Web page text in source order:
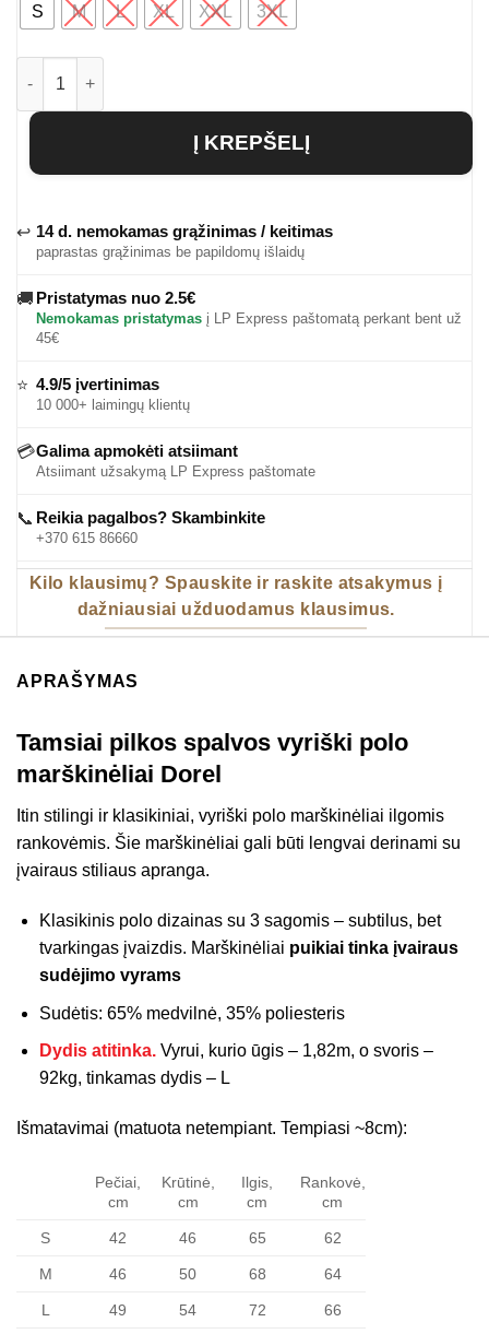
S M L XL XXL 3XL
produkto kiekis: Vyriški polo marškinėliai Dorel
Į KREPŠELĮ
↩ 14 d. nemokamas grąžinimas / keitimas
paprastas grąžinimas be papildomų išlaidų
🚚 Pristatymas nuo 2.5€
Nemokamas pristatymas į LP Express paštomatą perkant bent už
45€
⭐ 4.9/5 įvertinimas
10 000+ laimingų klientų
💳Galima apmokėti atsiimant
Atsiimant užsakymą LP Express paštomate
📞 Reikia pagalbos? Skambinkite
+370 615 86660
Kilo klausimų? Spauskite ir raskite atsakymus į
dažniausiai užduodamus klausimus.
APRAŠYMAS
Tamsiai pilkos spalvos vyriški polo
marškinėliai Dorel
Itin stilingi ir klasikiniai, vyriški polo marškinėliai ilgomis
rankovėmis. Šie marškinėliai gali būti lengvai derinami su
įvairaus stiliaus apranga.
Klasikinis polo dizainas su 3 sagomis – subtilus, bet
tvarkingas įvaizdis. Marškinėliai puikiai tinka įvairaus
sudėjimo vyrams
Sudėtis: 65% medvilnė, 35% poliesteris
Dydis atitinka. Vyrui, kurio ūgis – 1,82m, o svoris –
92kg, tinkamas dydis – L
Išmatavimai (matuota netempiant. Tempiasi ~8cm):
Pečiai,
cm
Krūtinė,
cm
Ilgis,
cm
Rankovė,
cm
S 42 46 65 62
M 46 50 68 64
L 49 54 72 66